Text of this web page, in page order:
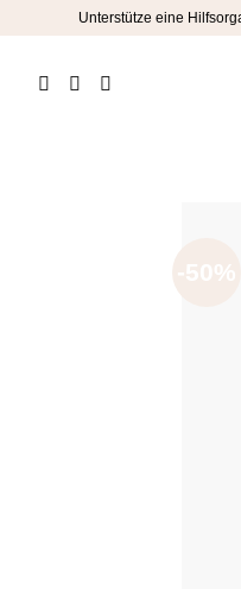
springen
Unterstütze eine
-50%